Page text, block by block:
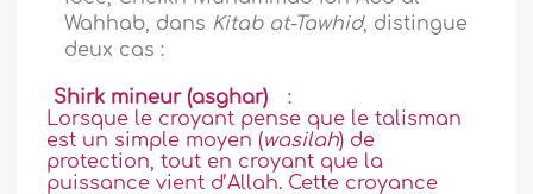
Wahhab, dans Kitab at-Tawhid, distingue
deux cas :
Shirk mineur (asghar)
:
Lorsque le croyant pense que le talisman
est un simple moyen (wasilah) de
protection, tout en croyant que la
puissance vient d’Allah. Cette croyance